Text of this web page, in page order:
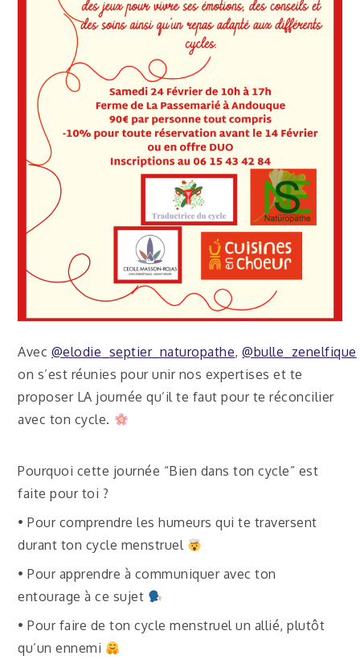
Avec @elodie_septier_naturopathe,@bulle_zenelfique
on s’est réunies pour unir nos expertises et te
proposer LA journée qu’il te faut pour te réconcilier
avec ton cycle.
Pourquoi cette journée “Bien dans ton cycle” est
faite pour toi ?
• Pour comprendre les humeurs qui te traversent
durant ton cycle menstruel
• Pour apprendre à communiquer avec ton
entourage à ce sujet
• Pour faire de ton cycle menstruel un allié, plutôt
qu’un ennemi